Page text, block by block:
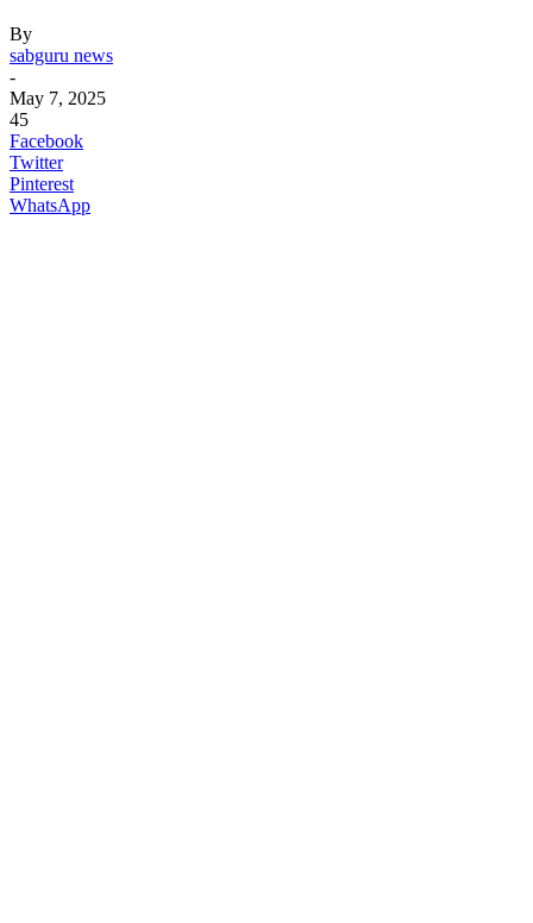
By
sabguru news
-
May 7, 2025
45
Facebook
Twitter
Pinterest
WhatsApp